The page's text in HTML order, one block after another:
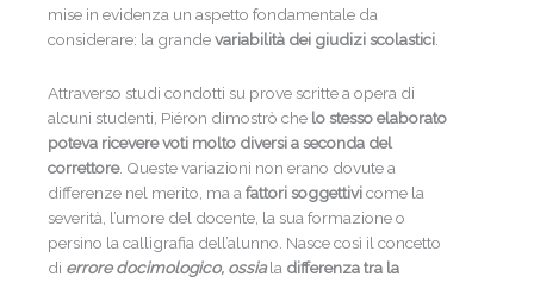
mise in evidenza un aspetto fondamentale da
considerare: la grandevariabilità dei giudizi scolastici
Attraverso studi condotti su prove scritte a opera di
alcuni studenti, Piéron dimostrò che lo stesso elaborato
poteva ricevere voti molto diversi a seconda del
correttore. Queste variazioni non erano dovute a
differenze nel merito, ma a fattori soggettivicome la
severità, l’umore del docente, la sua formazione o
persino la calligrafia dell’alunno. Nasce così il concetto
di errore docimologico, ossiala differenza tra la